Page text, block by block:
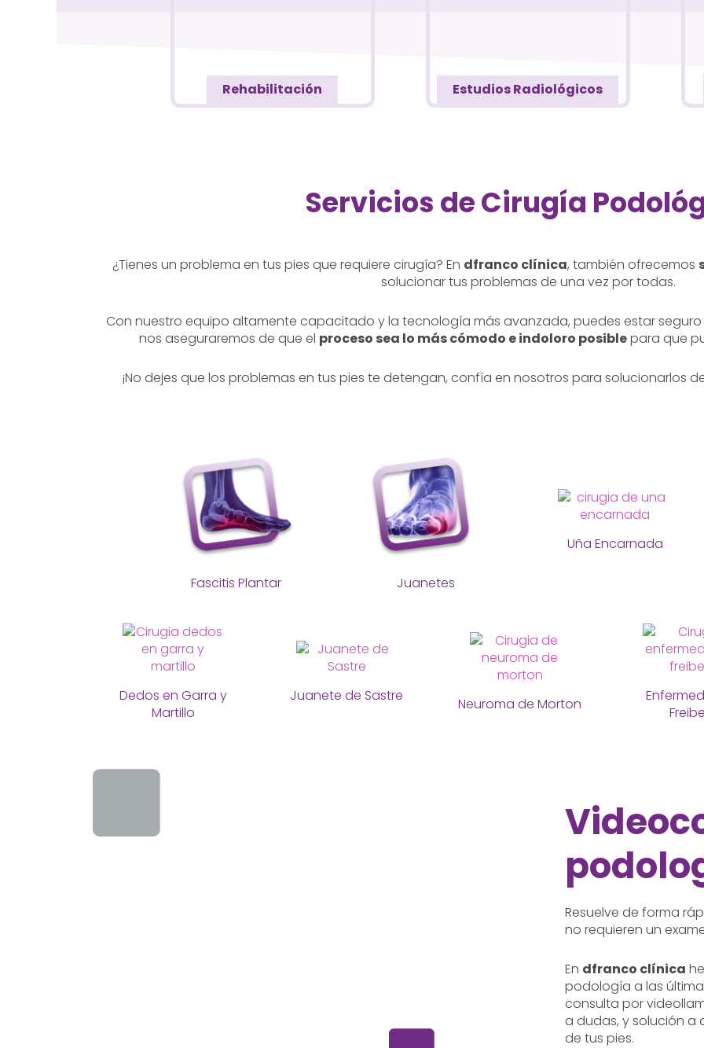
Rehabilitación Estudios Radiológicos
Servicios de Cirugía
¿Tienes un problema en tus pies que requiere cirugía? En dfranco clínica, también ofrecemos
solucionar tus problemas de una vez por todas.
Con nuestro equipo altamente capacitado y la tecnología más avanzada, puedes estar seguro
nos aseguraremos de que el proceso sea lo más cómodo e indoloro posiblepara que
¡No dejes que los problemas en tus pies te detengan, confía en nosotros para solucionarlos
Fascitis Plantar Juanetes
Uña Encarnada
Dedos en Garra y
Martillo
Juanete de Sastre Neuroma de Morton
Resuelve de forma
no requieren un
En dfranco clínica
podología a las
consulta por
a dudas, y solución a
de tus pies.